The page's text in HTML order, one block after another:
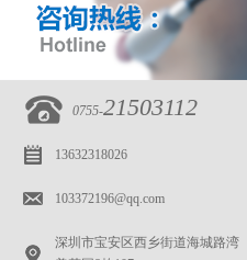
0755-21503112
13632318026
103372196@qq.com
深圳市宝安区西乡街道海城路湾